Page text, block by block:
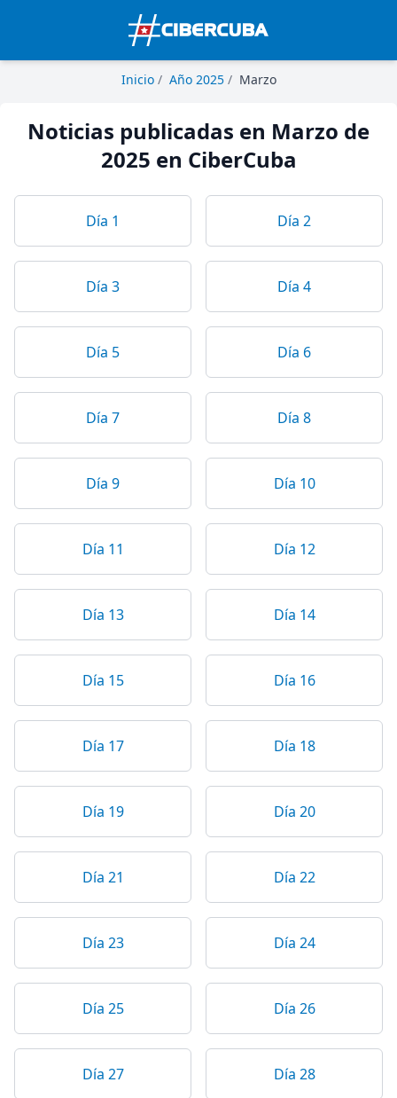
Inicio / Año 2025 / Marzo
Noticias publicadas en Marzo de
2025 en CiberCuba
Día 1 Día 2
Día 3 Día 4
Día 5 Día 6
Día 7 Día 8
Día 9 Día 10
Día 11 Día 12
Día 13 Día 14
Día 15 Día 16
Día 17 Día 18
Día 19 Día 20
Día 21 Día 22
Día 23 Día 24
Día 25 Día 26
Día 27 Día 28